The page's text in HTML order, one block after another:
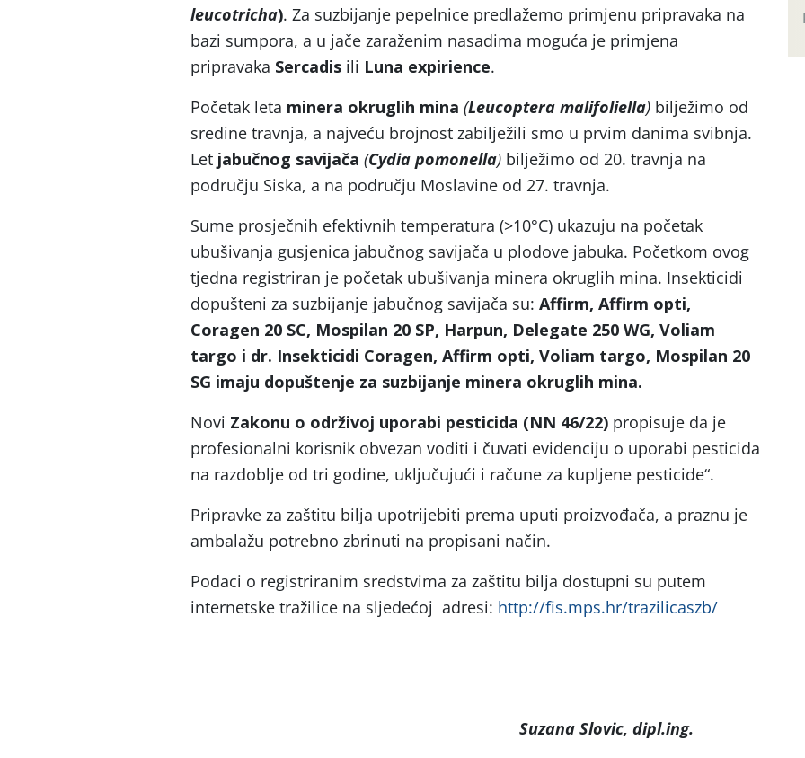
leucotricha). Za suzbijanje pepelnice predlažemo primjenu pripravaka na
bazi sumpora, a u jače zaraženim nasadima moguća je primjena
pripravaka Sercadis ili Luna expirience.
Početak leta minera okruglih mina (Leucoptera malifoliella) bilježimo od
sredine travnja, a najveću brojnost zabilježili smo u prvim danima svibnja.
Let jabučnog savijača (Cydia pomonella) bilježimo od 20. travnja na
području Siska, a na području Moslavine od 27. travnja.
Sume prosječnih efektivnih temperatura (>10°C) ukazuju na početak
ubušivanja gusjenica jabučnog savijača u plodove jabuka. Početkom ovog
tjedna registriran je početak ubušivanja minera okruglih mina. Insekticidi
dopušteni za suzbijanje jabučnog savijača su: Affirm, Affirm opti,
Coragen 20 SC, Mospilan 20 SP, Harpun, Delegate 250 WG, Voliam
targo i dr. Insekticidi Coragen, Affirm opti, Voliam targo, Mospilan 20
SG imaju dopuštenje za suzbijanje minera okruglih mina.
Novi Zakonu o održivoj uporabi pesticida (NN 46/22) propisuje da je
profesionalni korisnik obvezan voditi i čuvati evidenciju o uporabi pesticida
na razdoblje od tri godine, uključujući i račune za kupljene pesticide“.
Pripravke za zaštitu bilja upotrijebiti prema uputi proizvođača, a praznu je
ambalažu potrebno zbrinuti na propisani način.
Podaci o registriranim sredstvima za zaštitu bilja dostupni su putem
internetske tražilice na sljedećoj adresi: http://fis.mps.hr/trazilicaszb/
Suzana Slovic, dipl.ing.